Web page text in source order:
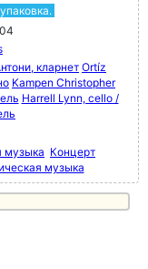
кларнет Ortíz
Kampen Christopher
Harrell Lynn, cello /
музыка Концерт
музыка